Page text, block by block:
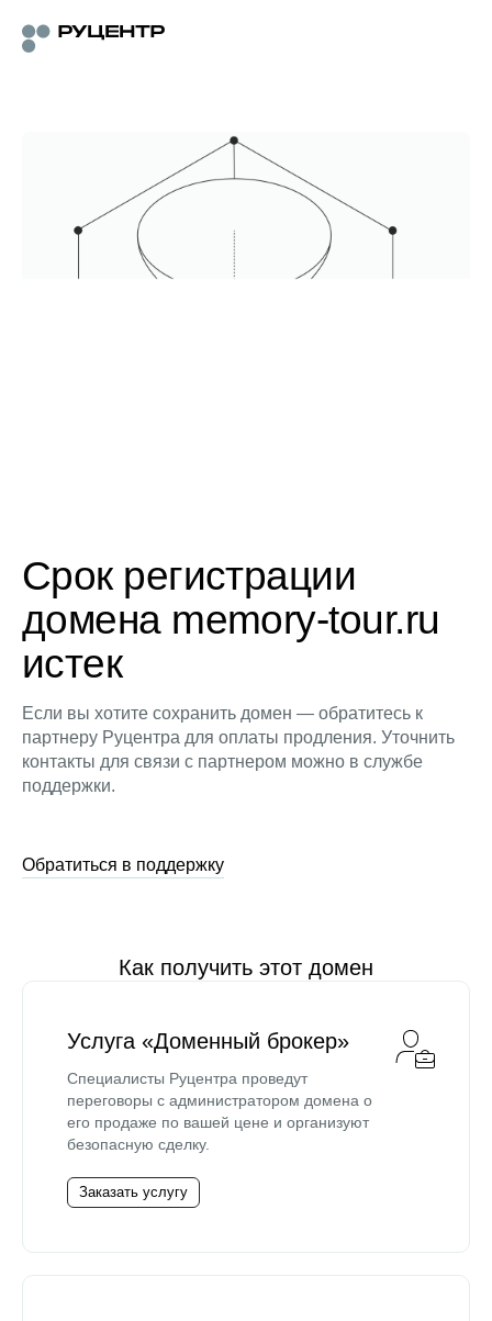
Срок регистрации
домена memory-tour.ru
истек
Если вы хотите сохранить домен — обратитесь к
партнеру Руцентра для оплаты продления. Уточнить
контакты для связи с партнером можно в службе
поддержки.
Обратиться в поддержку
Как получить этот домен
Услуга «Доменный брокер»
Специалисты Руцентра проведут
переговоры с администратором домена о
его продаже по вашей цене и организуют
безопасную сделку.
Заказать услугу